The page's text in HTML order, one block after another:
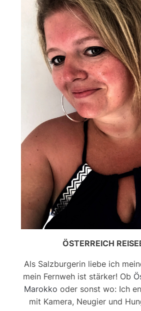
ÖSTERREICH
Als Salzburgerin liebe ich
mein Fernweh ist stärker! Ob
Marokko oder sonst wo: Ich
mit Kamera, Neugier und